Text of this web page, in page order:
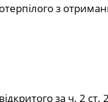
з
за ч. 2 ст.